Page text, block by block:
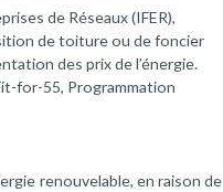
de Réseaux (IFER),
de toiture ou de foncier
des prix de l’énergie.
for-55, Programmation
renouvelable, en raison de